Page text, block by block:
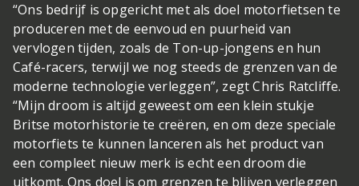
“Ons bedrijf is opgericht met als doel motorfietsen te
produceren met de eenvoud en puurheid van
vervlogen tijden, zoals de Ton-up-jongens en hun
Café-racers, terwijl we nog steeds de grenzen van de
moderne technologie verleggen”, zegt Chris Ratcliffe.
“Mijn droom is altijd geweest om een ​​klein stukje
Britse motorhistorie te creëren, en om deze speciale
motorfiets te kunnen lanceren als het product van
een compleet nieuw merk is echt een droom die
uitkomt. Ons doel is om grenzen te blijven verleggen